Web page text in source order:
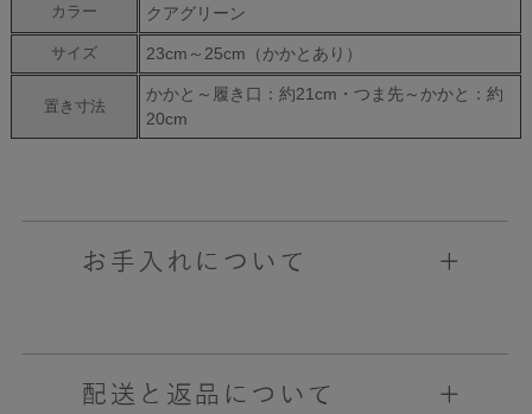
カラー クアグリーン
サイズ 23cm～25cm（かかとあり）
置き寸法
かかと～履き口：約21cm・つま先～かかと：約
20cm